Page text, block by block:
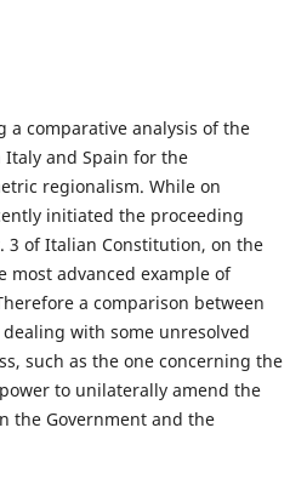
a comparative analysis of the
and Spain for the
regionalism. While on
initiated the proceeding
3 of Italian Constitution, on the
most advanced example of
a comparison between
with some unresolved
such as the one concerning the
to unilaterally amend the
the Government and the